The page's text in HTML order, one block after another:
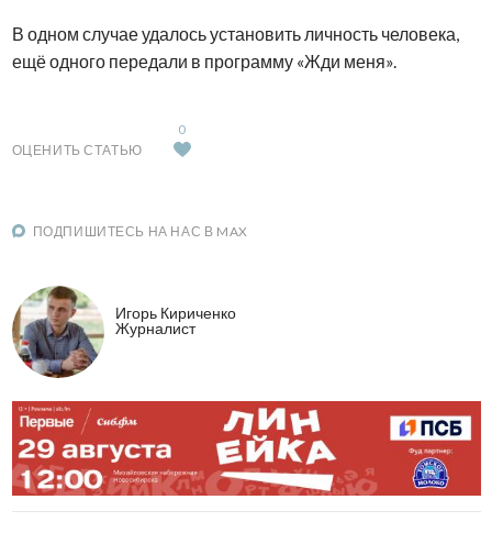
В одном случае удалось установить личность человека,
ещё одного передали в программу «Жди меня».
ОЦЕНИТЬ СТАТЬЮ
0
ПОДПИШИТЕСЬ НА НАС В MAX
Игорь Кириченко
Журналист